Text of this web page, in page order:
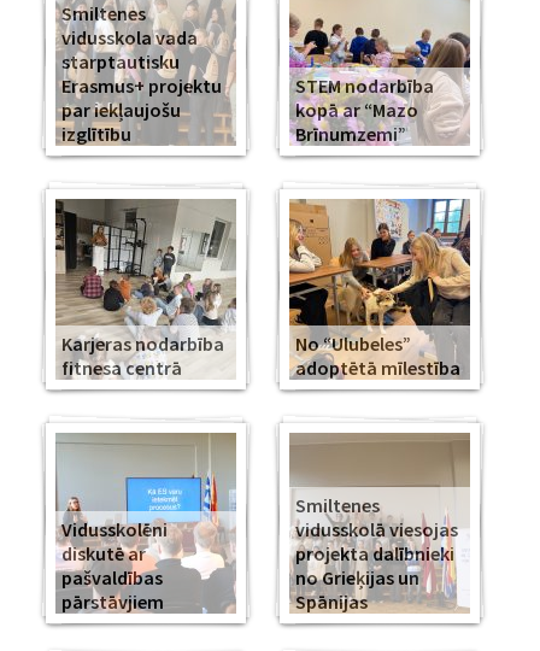
Smiltenes
vidusskola vada
starptautisku
Erasmus+ projektu
par iekļaujošu
izglītību
STEM nodarbība
kopā ar “Mazo
Brīnumzemi”
Karjeras nodarbība
fitnesa centrā
No “Ulubeles”
adoptētā mīlestība
Vidusskolēni
diskutē ar
pašvaldības
pārstāvjiem
Smiltenes
vidusskolā viesojas
projekta dalībnieki
no Grieķijas un
Spānijas